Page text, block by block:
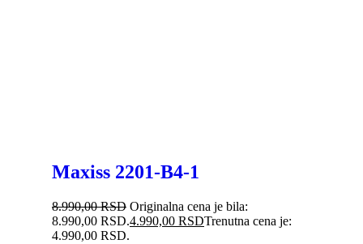
Maxiss 2201-B4-1
8.990,00RSD Originalna cena je bila:
8.990,00 RSD.4.990,00 RSDTrenutna cena je:
4.990,00 RSD.